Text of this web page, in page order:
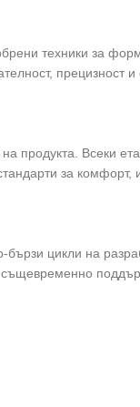
техники за
прецизност
продукта. Всеки
за комфорт,
бързи цикли на
същевременно